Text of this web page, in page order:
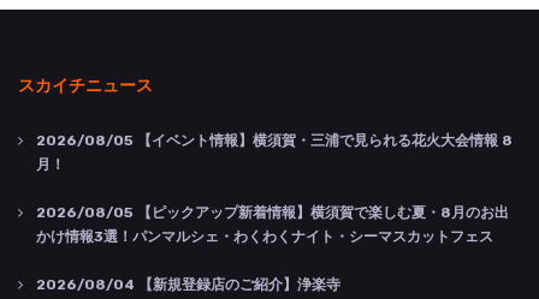
スカイチニュース
2026/08/05 【イベント情報】横須賀・三浦で見られる花火大会情報 8
月！
2026/08/05 【ピックアップ新着情報】横須賀で楽しむ夏・8月のお出
かけ情報3選！パンマルシェ・わくわくナイト・シーマスカットフェス
2026/08/04 【新規登録店のご紹介】浄楽寺